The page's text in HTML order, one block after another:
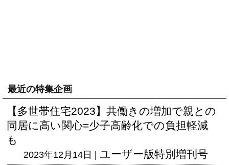
最近の特集企画
【多世帯住宅2023】共働きの増加で親との
同居に高い関心=少子高齢化での負担軽減
も
2023年12月14日 | ユーザー版特別増刊号